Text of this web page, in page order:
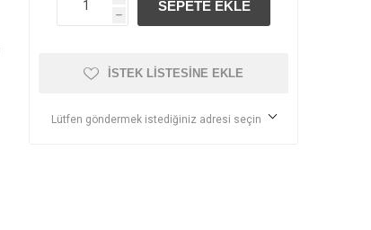
h
İSTEK LISTESINE EKLE
Lütfen göndermek istediğiniz adresi seçin